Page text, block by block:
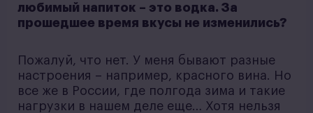
любимый напиток – это водка. За
прошедшее время вкусы не изменились?
Пожалуй, что нет. У меня бывают разные
настроения – например, красного вина. Но
все же в России, где полгода зима и такие
нагрузки в нашем деле еще… Хотя нельзя